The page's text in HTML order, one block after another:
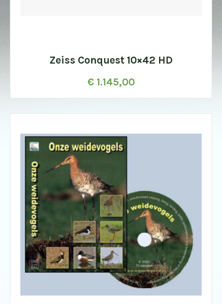
Zeiss Conquest 10×42 HD
€ 1.145,00